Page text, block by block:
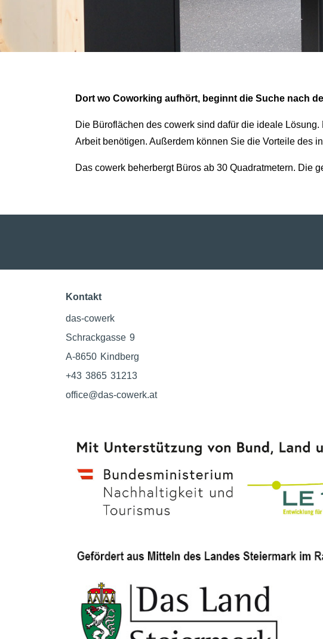
Dort wo Coworking aufhört, beginnt die Suche nach
Die Büroflächen des cowerk sind dafür die ideale
Arbeit benötigen. Außerdem können Sie die Vorteile des
Das cowerk beherbergt Büros ab 30 Quadratmetern. Die
Kontakt
das-cowerk
Schrackgasse 9
A-8650 Kindberg
+43 3865 31213
office@das-cowerk.at